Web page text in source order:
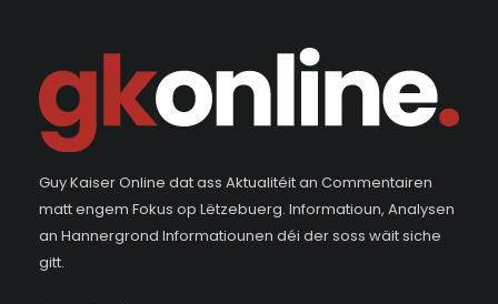
Guy Kaiser Online dat ass Aktualitéit an Commentairen
matt engem Fokus op Lëtzebuerg. Informatioun, Analysen
an Hannergrond Informatiounen déi der soss wäit siche
gitt.